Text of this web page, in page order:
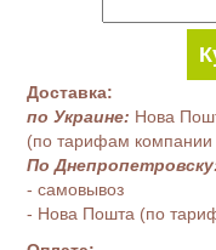
Доставка:
по Украине: Нова
(по тарифам компании
По
- самовывоз
- Нова Пошта (по